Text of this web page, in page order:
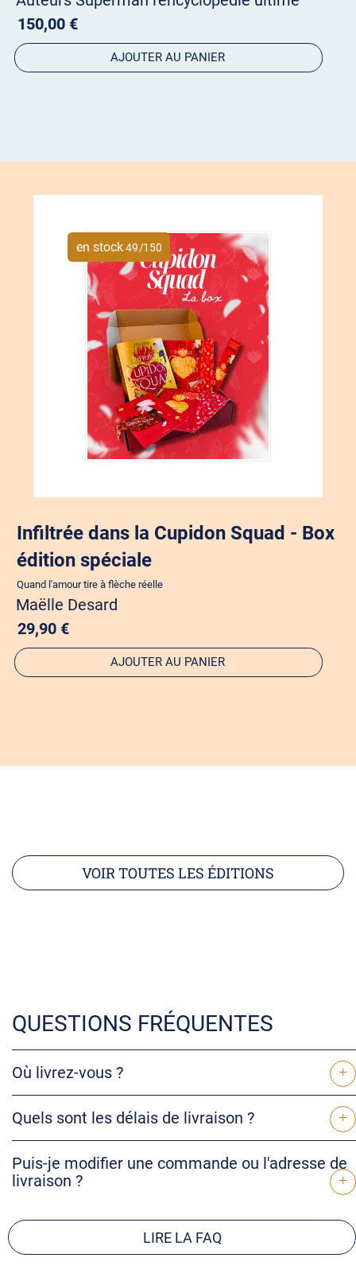
150,00 €
AJOUTER AU PANIER
en stock49/150
Infiltrée dans la Cupidon Squad - Box
édition spéciale
Quand l'amour tire à flèche réelle
Maëlle Desard
29,90 €
AJOUTER AU PANIER
VOIR TOUTES LES ÉDITIONS
QUESTIONS FRÉQUENTES
Où livrez-vous ?
Quels sont les délais de livraison ?
Puis-je modifier une commande ou l'adresse de
livraison ?
LIRE LA FAQ